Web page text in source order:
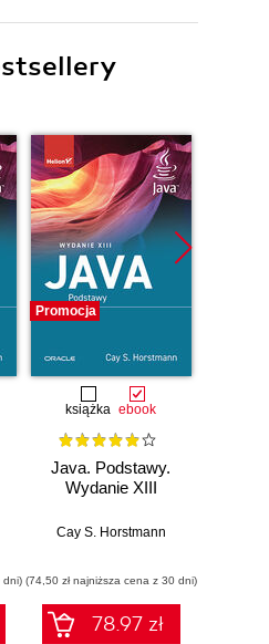
dni)
Promocja
książka ebook
Java. Podstawy.
Wydanie XIII
Cay S. Horstmann
(74,50 zł najniższa cena z 30 dni)
78.97 zł